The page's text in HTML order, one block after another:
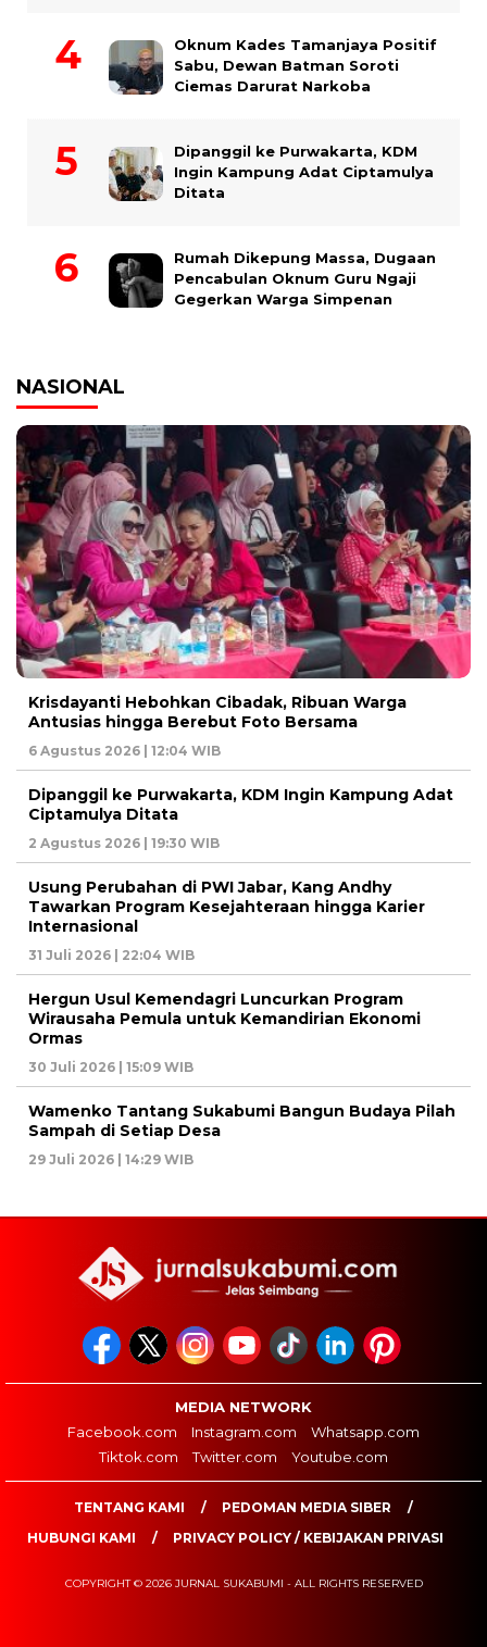
Oknum Kades Tamanjaya Positif
Sabu, Dewan Batman Soroti
Ciemas Darurat Narkoba
Dipanggil ke Purwakarta, KDM
Ingin Kampung Adat Ciptamulya
Ditata
Rumah Dikepung Massa, Dugaan
Pencabulan Oknum Guru Ngaji
Gegerkan Warga Simpenan
NASIONAL
Krisdayanti Hebohkan Cibadak, Ribuan Warga
Antusias hingga Berebut Foto Bersama
6 Agustus 2026 | 12:04 WIB
Dipanggil ke Purwakarta, KDM Ingin Kampung Adat
Ciptamulya Ditata
2 Agustus 2026 | 19:30 WIB
Usung Perubahan di PWI Jabar, Kang Andhy
Tawarkan Program Kesejahteraan hingga Karier
Internasional
31 Juli 2026 | 22:04 WIB
Hergun Usul Kemendagri Luncurkan Program
Wirausaha Pemula untuk Kemandirian Ekonomi
Ormas
30 Juli 2026 | 15:09 WIB
Wamenko Tantang Sukabumi Bangun Budaya Pilah
Sampah di Setiap Desa
29 Juli 2026 | 14:29 WIB
MEDIA NETWORK
Facebook.com
Instagram.com
Whatsapp.com
Tiktok.com
Twitter.com Youtube.com
TENTANG KAMI
PEDOMAN MEDIA SIBER
HUBUNGI KAMI
PRIVACY POLICY / KEBIJAKAN PRIVASI
COPYRIGHT © 2026 JURNAL SUKABUMI - ALL RIGHTS RESERVED